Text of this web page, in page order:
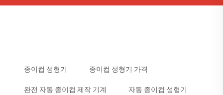
종이컵 성형기 종이컵 성형기 가격
완전 자동 종이컵 제작 기계 자동 종이컵 성형기